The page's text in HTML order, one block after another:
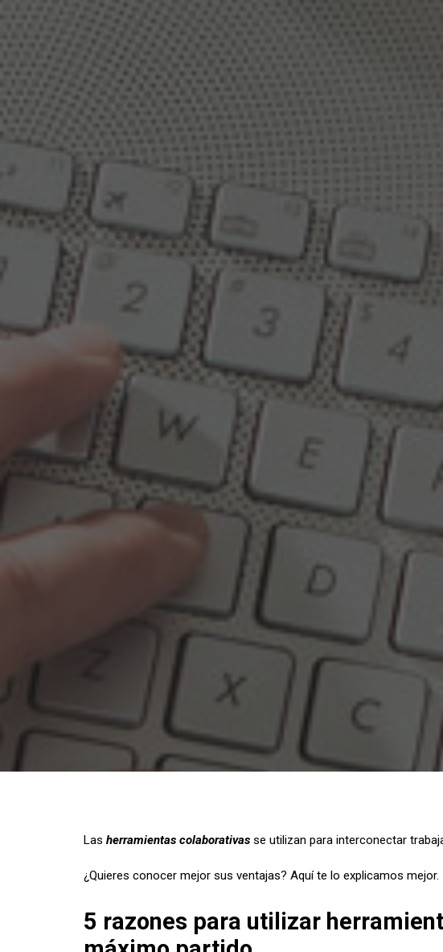
Las herramientas colaborativasse utilizan para interconectar
¿Quieres conocer mejor sus ventajas? Aquí te lo explicamos mejor.
5 razones para utilizar